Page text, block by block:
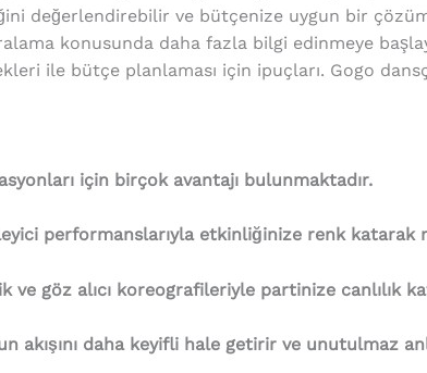
değerlendirebilir ve bütçenize uygun bir
konusunda daha fazla bilgi edinmeye
ile bütçe planlaması için ipuçları. Gogo
için birçok avantajı bulunmaktadır.
performanslarıyla etkinliğinize renk
ve göz alıcı koreografileriyle partinize canlılık
akışını daha keyifli hale getirir ve unutulmaz